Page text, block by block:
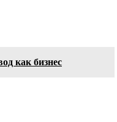
как бизнес